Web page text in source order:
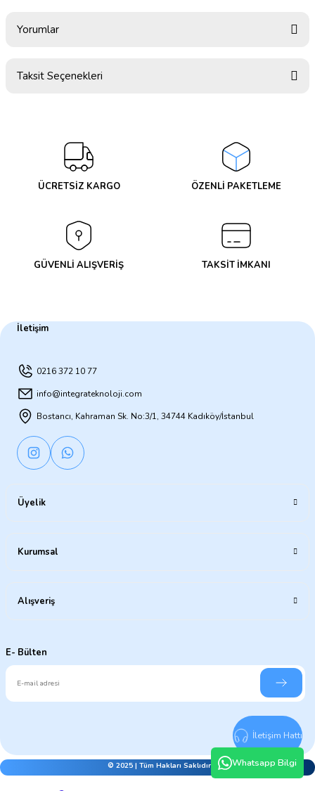
Yorumlar
Taksit Seçenekleri
ÜCRETSİZ KARGO ÖZENLİ PAKETLEME
GÜVENLİ ALIŞVERİŞ TAKSİT İMKANI
İletişim
0216 372 10 77
info@integrateknoloji.com
Bostancı, Kahraman Sk. No:3/1, 34744 Kadıköy/İstanbul
Üyelik
Kurumsal
Alışveriş
E- Bülten
İletişim Hattı
© 2025 | Tüm Hakları Saklıdır. Whatsapp Bilgi